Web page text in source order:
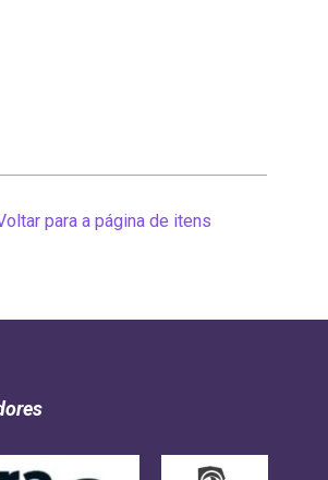
para a página de itens